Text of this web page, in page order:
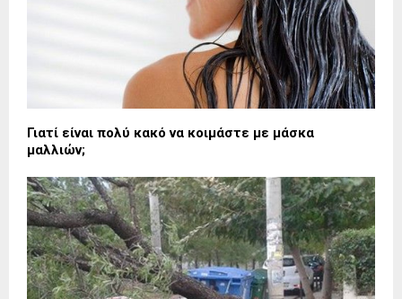
Γιατί είναι πολύ κακό να κοιμάστε με μάσκα
μαλλιών;